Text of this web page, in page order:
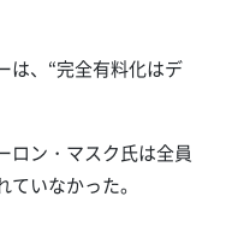
は、“完全有料化はデ
ン・マスク氏は全員
いなかった。